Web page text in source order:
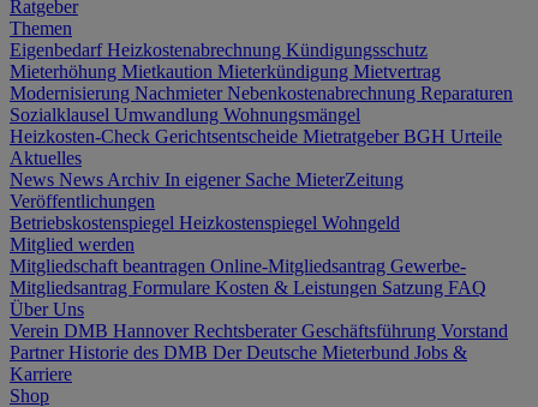
Ratgeber
Themen
EigenbedarfHeizkostenabrechnung Kündigungsschutz
Mieterhöhung Mietkaution Mieterkündigung Mietvertrag
Modernisierung NachmieterNebenkostenabrechnung Reparaturen
Sozialklausel Umwandlung Wohnungsmängel
Heizkosten-Check Gerichtsentscheide MietratgeberBGH Urteile
Aktuelles
News News Archiv In eigener Sache MieterZeitung
Veröffentlichungen
Betriebskostenspiegel Heizkostenspiegel Wohngeld
Mitglied werden
Mitgliedschaft beantragen Online-Mitgliedsantrag Gewerbe-
Mitgliedsantrag Formulare Kosten & Leistungen Satzung FAQ
Über Uns
Verein DMB HannoverRechtsberaterGeschäftsführung Vorstand
PartnerHistorie des DMB Der Deutsche Mieterbund Jobs &
Karriere
Shop